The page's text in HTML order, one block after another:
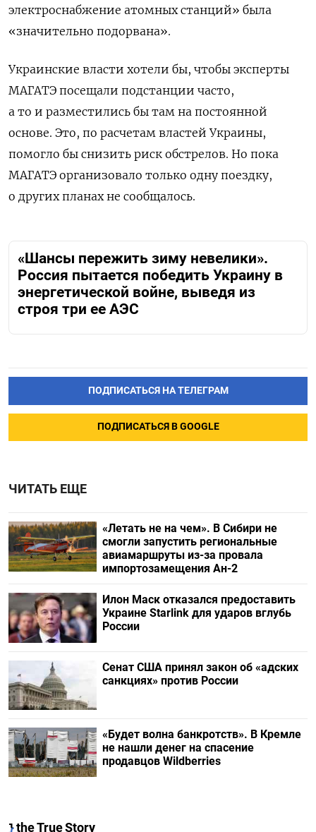
электроснабжение атомных станций» была
«значительно подорвана».
Украинские власти хотели бы, чтобы эксперты
МАГАТЭ посещали подстанции часто,
а то и разместились бы там на постоянной
основе. Это, по расчетам властей Украины,
помогло бы снизить риск обстрелов. Но пока
МАГАТЭ организовало только одну поездку,
о других планах не сообщалось.
«Шансы пережить зиму невелики».
Россия пытается победить Украину в
энергетической войне, выведя из
строя три ее АЭС
ПОДПИСАТЬСЯ НА ТЕЛЕГРАМ
ПОДПИСАТЬСЯ В GOOGLE
ЧИТАТЬ ЕЩЕ
«Летать не на чем». В Сибири не
смогли запустить региональные
авиамаршруты из-за провала
импортозамещения Ан-2
Илон Маск отказался предоставить
Украине Starlink для ударов вглубь
России
Сенат США принял закон об «адских
санкциях» против России
«Будет волна банкротств». В Кремле
не нашли денег на спасение
продавцов Wildberries